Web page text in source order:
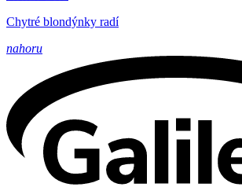
Chytré blondýnky radí
nahoru